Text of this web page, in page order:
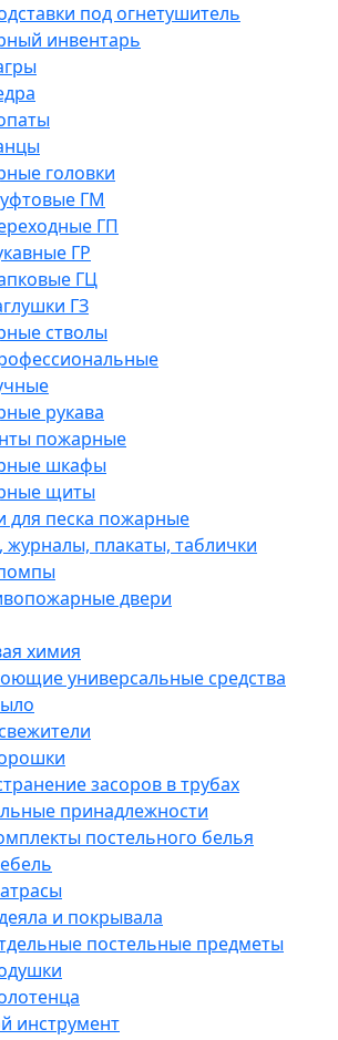
под огнетушитель
инвентарь
головки
ГМ
ГП
ГР
ГЦ
ГЗ
стволы
рукава
пожарные
шкафы
щиты
для песка пожарные
журналы, плакаты, таблички
двери
химия
универсальные средства
засоров в трубах
принадлежности
постельного белья
и покрывала
постельные предметы
инструмент